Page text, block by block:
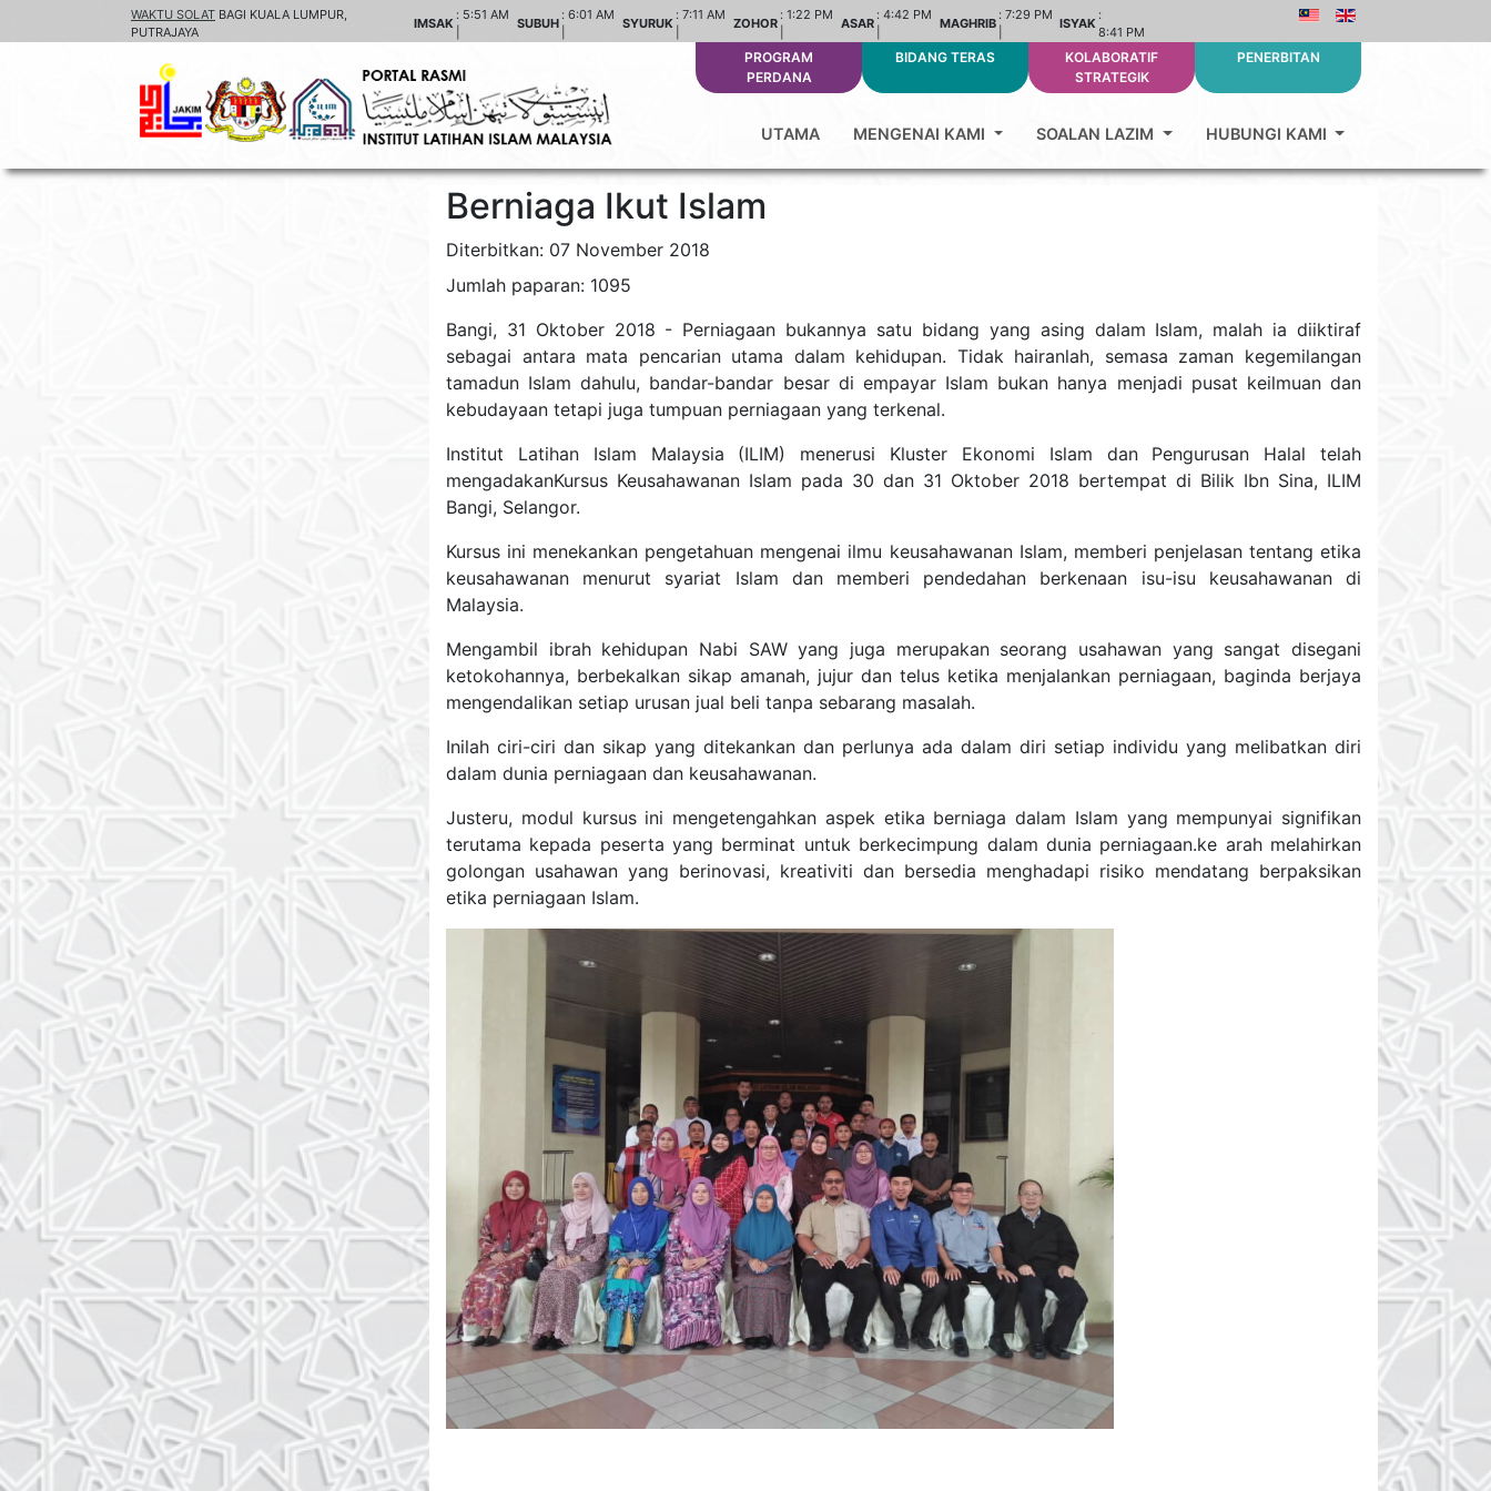
WAKTU SOLAT BAGI KUALA LUMPUR,
PUTRAJAYA
IMSAK
: 5:51 AM
SUBUH
: 6:01 AM
SYURUK
: 7:11 AM
ZOHOR
: 1:22 PM
ASAR
: 4:42 PM
MAGHRIB
: 7:29 PM
ISYAK
:
8:41 PM
PROGRAM
PERDANA
BIDANG TERAS
KOLABORATIF
STRATEGIK
PENERBITAN
UTAMA MENGENAI KAMI SOALAN LAZIM HUBUNGI KAMI
Berniaga Ikut Islam
Diterbitkan: 07 November 2018
Jumlah paparan: 1095
Bangi, 31 Oktober 2018 - Perniagaan bukannya satu bidang yang asing dalam Islam, malah ia diiktiraf
sebagai antara mata pencarian utama dalam kehidupan. Tidak hairanlah, semasa zaman kegemilangan
tamadun Islam dahulu, bandar-bandar besar di empayar Islam bukan hanya menjadi pusat keilmuan dan
kebudayaan tetapi juga tumpuan perniagaan yang terkenal.
Institut Latihan Islam Malaysia (ILIM) menerusi Kluster Ekonomi Islam dan Pengurusan Halal telah
mengadakanKursus Keusahawanan Islam pada 30 dan 31 Oktober 2018 bertempat di Bilik Ibn Sina, ILIM
Bangi, Selangor.
Kursus ini menekankan pengetahuan mengenai ilmu keusahawanan Islam, memberi penjelasan tentang etika
keusahawanan menurut syariat Islam dan memberi pendedahan berkenaan isu-isu keusahawanan di
Malaysia.
Mengambil ibrah kehidupan Nabi SAW yang juga merupakan seorang usahawan yang sangat disegani
ketokohannya, berbekalkan sikap amanah, jujur dan telus ketika menjalankan perniagaan, baginda berjaya
mengendalikan setiap urusan jual beli tanpa sebarang masalah.
Inilah ciri-ciri dan sikap yang ditekankan dan perlunya ada dalam diri setiap individu yang melibatkan diri
dalam dunia perniagaan dan keusahawanan.
Justeru, modul kursus ini mengetengahkan aspek etika berniaga dalam Islam yang mempunyai signifikan
terutama kepada peserta yang berminat untuk berkecimpung dalam dunia perniagaan.ke arah melahirkan
golongan usahawan yang berinovasi, kreativiti dan bersedia menghadapi risiko mendatang berpaksikan
etika perniagaan Islam.